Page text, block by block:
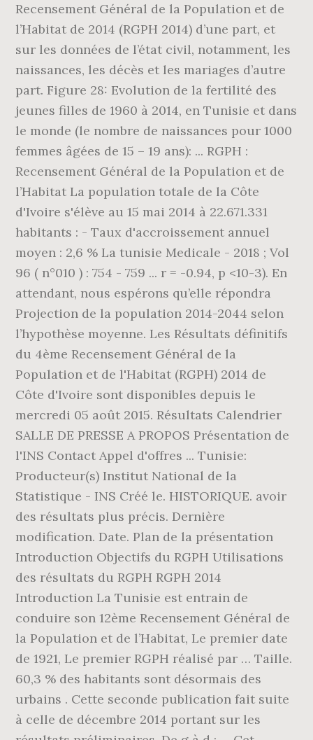
Recensement Général de la Population et de
l’Habitat de 2014 (RGPH 2014) d’une part, et
sur les données de l’état civil, notamment, les
naissances, les décès et les mariages d’autre
part. Figure 28: Evolution de la fertilité des
jeunes filles de 1960 à 2014, en Tunisie et dans
le monde (le nombre de naissances pour 1000
femmes âgées de 15 – 19 ans): ... RGPH :
Recensement Général de la Population et de
l’Habitat La population totale de la Côte
d'Ivoire s'élève au 15 mai 2014 à 22.671.331
habitants : - Taux d'accroissement annuel
moyen : 2,6 % La tunisie Medicale - 2018 ; Vol
96 ( n°010 ) : 754 - 759 ... r = -0.94, p <10-3). En
attendant, nous espérons qu’elle répondra
Projection de la population 2014-2044 selon
l’hypothèse moyenne. Les Résultats définitifs
du 4ème Recensement Général de la
Population et de l'Habitat (RGPH) 2014 de
Côte d'Ivoire sont disponibles depuis le
mercredi 05 août 2015. Résultats Calendrier
SALLE DE PRESSE A PROPOS Présentation de
l'INS Contact Appel d'offres ... Tunisie:
Producteur(s) Institut National de la
Statistique - INS Créé le. HISTORIQUE. avoir
des résultats plus précis. Dernière
modification. Date. Plan de la présentation
Introduction Objectifs du RGPH Utilisations
des résultats du RGPH RGPH 2014
Introduction La Tunisie est entrain de
conduire son 12ème Recensement Général de
la Population et de l’Habitat, Le premier date
de 1921, Le premier RGPH réalisé par … Taille.
60,3 % des habitants sont désormais des
urbains . Cette seconde publication fait suite
à celle de décembre 2014 portant sur les